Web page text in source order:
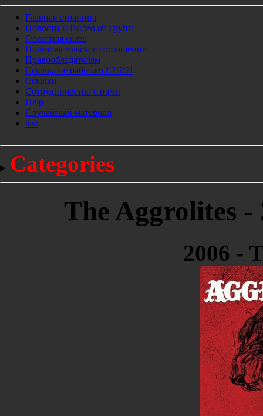
Главная страница
Новости и Видео от Групп
Обратная связь
Пользовательское соглашение
Правообладателям
Ссылка не работает?!?!?!?!
Ссылки
Сотрудничество с нами
Help
Cлучайный материал
test
Categories
The Aggrolites -
2006 -